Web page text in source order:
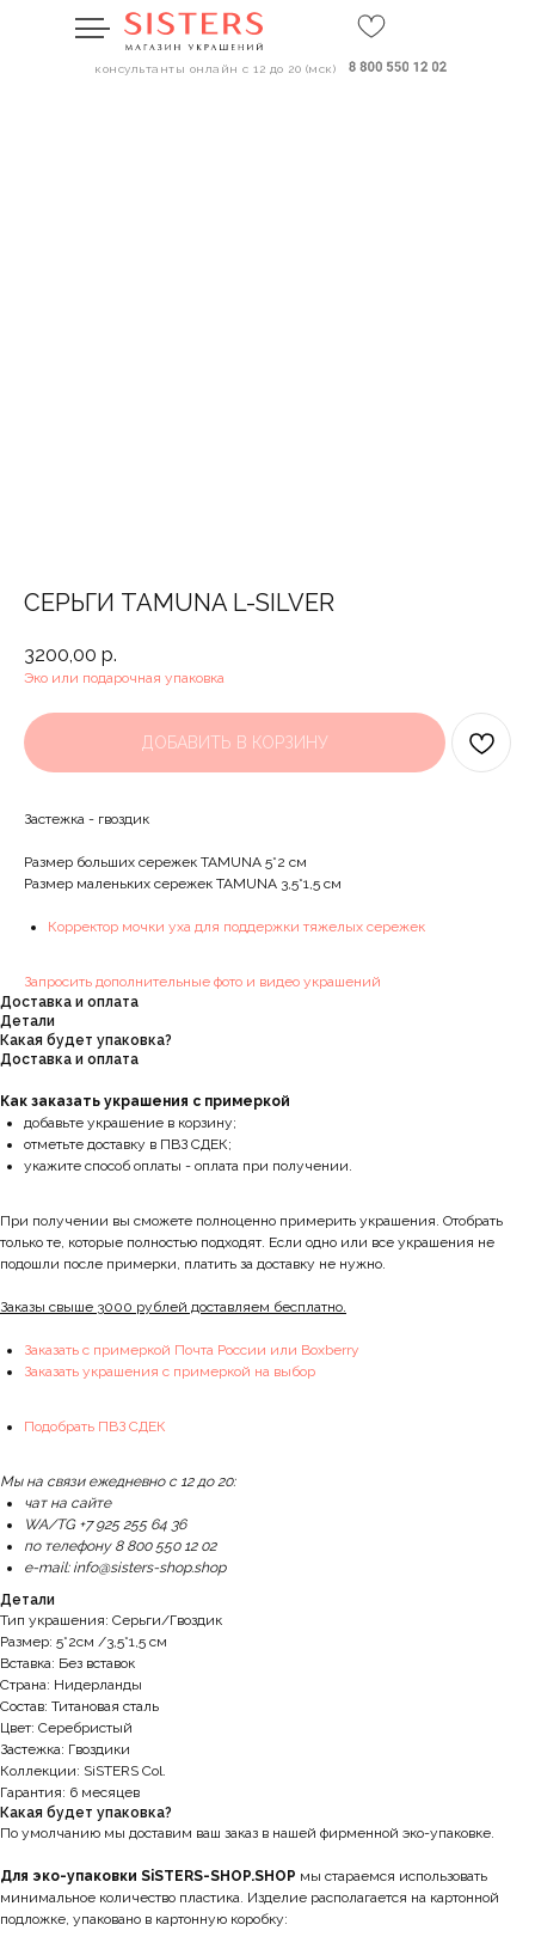
консультанты онлайн с 12 до 20 (мск)
СЕРЬГИ TAMUNA L-SILVER
3200,00 р.
Эко или подарочная упаковка
ДОБАВИТЬ В КОРЗИНУ
Застежка - гвоздик
Размер больших сережек TAMUNA 5*2 см
Размер маленьких сережек TAMUNA 3,5*1,5 см
Корректор мочки уха для поддержки тяжелых сережек
Запросить дополнительные фото и видео украшений
Доставка и оплата
Детали
Какая будет упаковка?
Доставка и оплата
Как заказать украшения с примеркой
добавьте украшение в корзину;
отметьте доставку в ПВЗ СДЕК;
укажите способ оплаты - оплата при получении.
При получении вы сможете полноценно примерить украшения. Отобрать
только те, которые полностью подходят. Если одно или все украшения не
подошли после примерки, платить за доставку не нужно.
Заказы свыше 3000 рублей доставляем бесплатно.
Заказать с примеркой Почта России или Boxberry
Заказать украшения с примеркой на выбор
Подобрать ПВЗ СДЕК
Мы на связи ежедневно с 12 до 20:
чат на сайте
WA/TG +7 925 255 64 36
по телефону 8 800 550 12 02
e-mail: info@sisters-shop.shop
Детали
Тип украшения: Серьги/Гвоздик
Размер: 5*2см /3,5*1,5 см
Вставка: Без вставок
Страна: Нидерланды
Состав: Титановая сталь
Цвет: Серебристый
Застежка: Гвоздики
Коллекции: SiSTERS Col.
Гарантия: 6 месяцев
Какая будет упаковка?
По умолчанию мы доставим ваш заказ в нашей фирменной эко-упаковке.
Для эко-упаковки SiSTERS-SHOP.SHOP мы стараемся использовать
минимальное количество пластика. Изделие располагается на картонной
подложке, упаковано в картонную коробку: